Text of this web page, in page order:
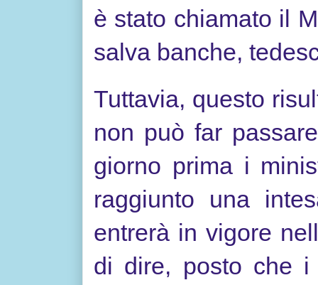
è stato chiamato il
salva banche,
Tuttavia, questo
non può far
giorno prima i
raggiunto una
entrerà in vigore
di dire, posto che i